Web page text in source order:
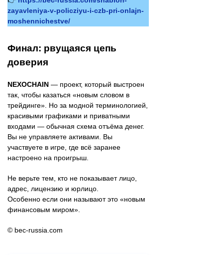
zayavleniya-v-policziyu-i-czb-pri-onlajn-
moshennichestve/
Финал: рвущаяся цепь
доверия
NEXOCHAIN — проект, который выстроен
так, чтобы казаться «новым словом в
трейдинге». Но за модной терминологией,
красивыми графиками и приватными
входами — обычная схема отъёма денег.
Вы не управляете активами. Вы
участвуете в игре, где всё заранее
настроено на проигрыш.
Не верьте тем, кто не показывает лицо,
адрес, лицензию и юрлицо.
Особенно если они называют это «новым
финансовым миром».
© bec-russia.com